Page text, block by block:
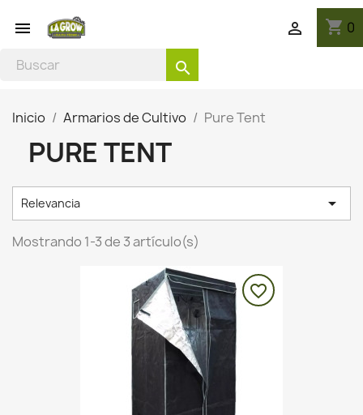
 shopping_cart 0

search
Inicio Armarios de Cultivo Pure Tent
PURE TENT
Relevancia 
Mostrando 1-3 de 3 artículo(s)
favorite_border